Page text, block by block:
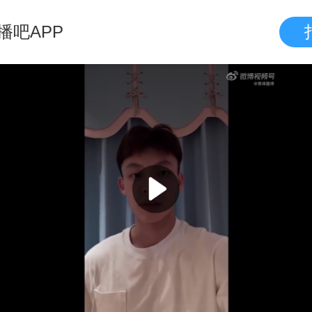
吧APP